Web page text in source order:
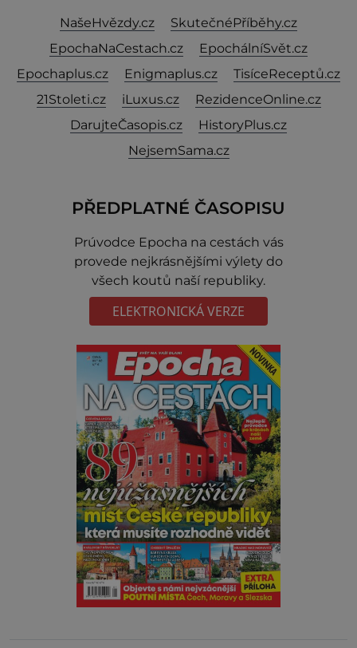
NašeHvězdy.cz
SkutečnéPříběhy.cz
EpochaNaCestach.cz
EpochálníSvět.cz
Epochaplus.cz
Enigmaplus.cz
TisíceReceptů.cz
21Stoleti.cz
iLuxus.cz
RezidenceOnline.cz
DarujteČasopis.cz
HistoryPlus.cz
NejsemSama.cz
PŘEDPLATNÉ ČASOPISU
Prúvodce Epocha na cestách vás
provede nejkrásnějšími výlety do
všech koutů naší republiky.
ELEKTRONICKÁ VERZE